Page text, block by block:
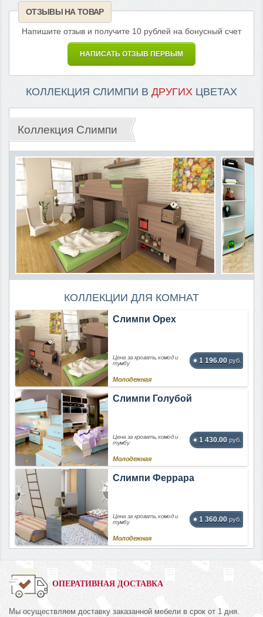
ОТЗЫВЫ НА ТОВАР
Напишите отзыв и получите 10 рублей на бонусный счет
НАПИСАТЬ ОТЗЫВ ПЕРВЫМ
КОЛЛЕКЦИЯ СЛИМПИ В ДРУГИХ ЦВЕТАХ
Коллекция Слимпи
КОЛЛЕКЦИИ ДЛЯ КОМНАТ
Слимпи Орех
Цена за кровать, комод и
тумбу
1 196.00 руб.
Молодежная
Слимпи Голубой
Цена за кровать, комод и
тумбу
1 430.00 руб.
Молодежная
Слимпи Феррара
Цена за кровать, комод и
тумбу
1 360.00 руб.
Молодежная
ОПЕРАТИВНАЯ ДОСТАВКА
Мы осуществляем доставку заказанной мебели в срок от 1 дня.